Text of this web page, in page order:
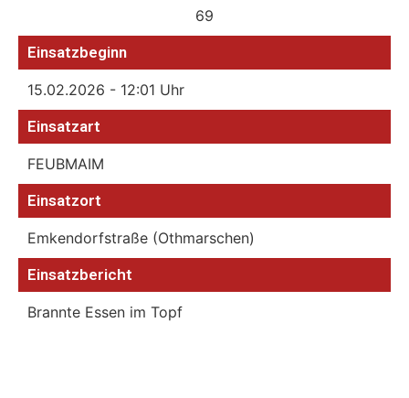
69
Einsatzbeginn
15.02.2026 - 12:01 Uhr
Einsatzart
FEUBMAIM
Einsatzort
Emkendorfstraße (Othmarschen)
Einsatzbericht
Brannte Essen im Topf